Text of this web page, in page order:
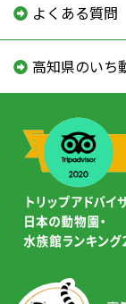
よくある質問
高知県のいち